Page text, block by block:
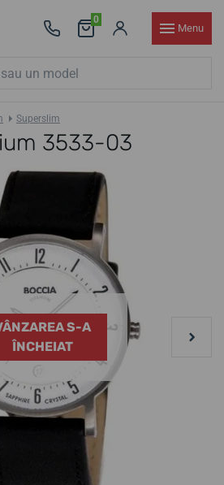
0
Menu
Superslim
3533-03
S-A
ÎNCHEIAT